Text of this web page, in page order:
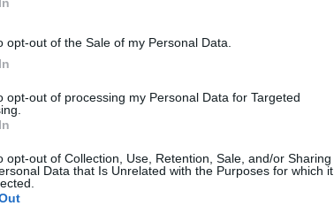
opt-out of the Sale of my Personal Data.
opt-out of processing my Personal Data for Targeted
opt-out of Collection, Use, Retention, Sale, and/or Sharing
Data that Is Unrelated with the Purposes for which it